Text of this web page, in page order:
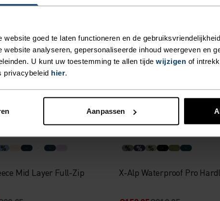
website goed te laten functioneren en de
analyseren, gepersonaliseerde inhoud weergeven en
U kunt uw toestemming te allen tijde wijzigen of
privacybeleid hier.
Aanpassen
€149,95
(12)
% % %
Layer
€41,95€59,95
Sale
%
Mid Layer Full-Zip
Summer Sale
% % %
X-Alp Waterproof Pro